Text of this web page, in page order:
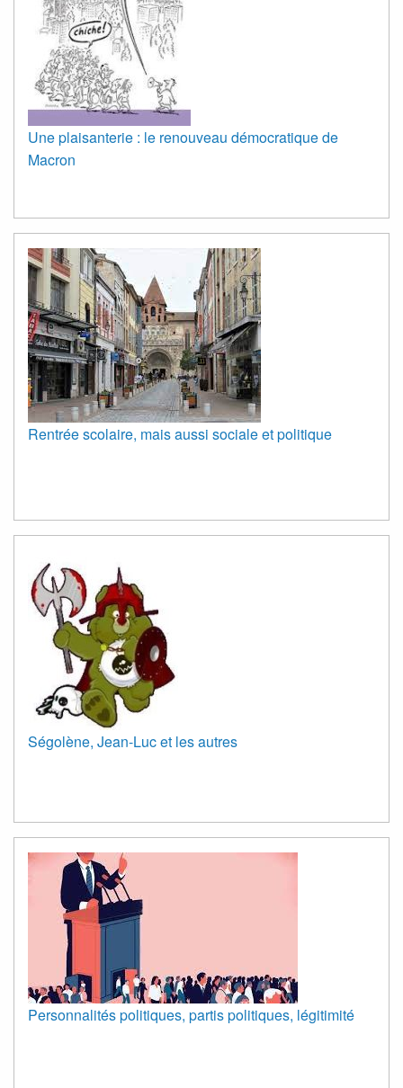
Une plaisanterie : le renouveau démocratique de
Macron
Rentrée scolaire, mais aussi sociale et politique
Ségolène, Jean-Luc et les autres
Personnalités politiques, partis politiques, légitimité